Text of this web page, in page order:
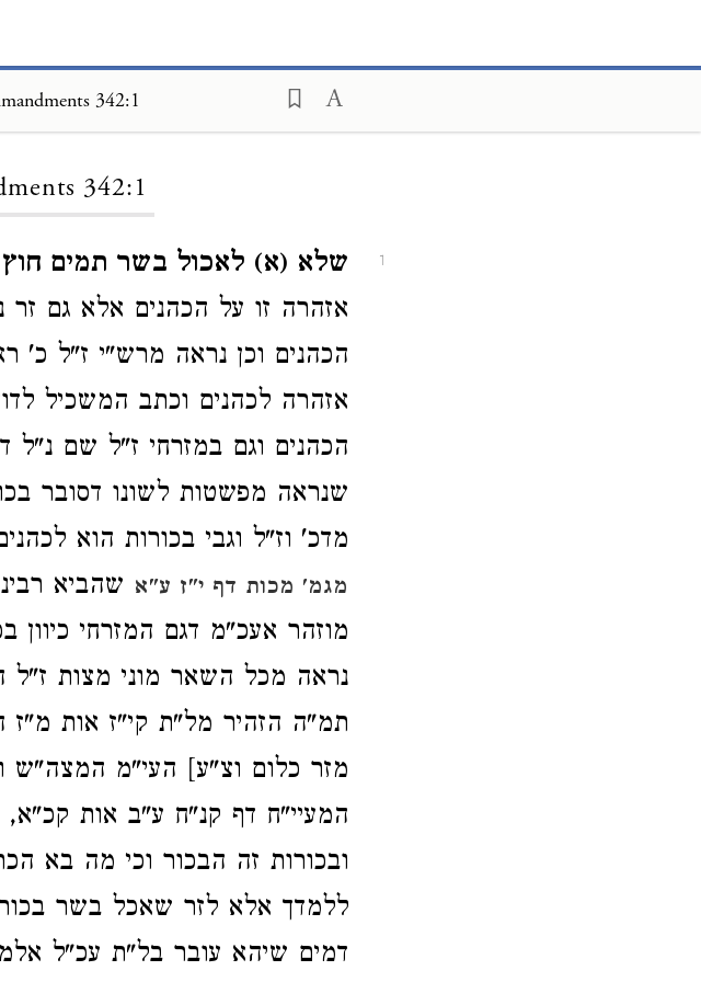
342:1
342:1
1 שלא (א) לאכול בשר תמים חוץ
אזהרה זו על הכהנים אלא גם
הכהנים וכן נראה מרש"י ז"ל כ'
אזהרה לכהנים וכתב המשכיל
הכהנים וגם במזרחי ז"ל שם נ"ל
שנראה מפשטות לשונו דסובר
מדכ' וז"ל וגבי בכורות הוא
מגמ' מכות דף י"ז ע"א שהביא
מוזהר אעכ"מ דגם המזרחי כיוון
נראה מכל השאר מוני מצות
תמ"ה הזהיר מל"ת קי"ז אות מ"ז
מזר כלום וצ"ע] העי"מ
המעיי"ח דף קנ"ח ע"ב אות
ובכורות זה הבכור וכי מה בא
ללמדך אלא לזר שאכל בשר בכור
דמים שיהא עובר בל"ת עכ"ל